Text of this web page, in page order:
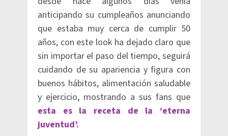
anticipando su cumpleaños anunciando
que estaba muy cerca de cumplir 50
años, con este look ha dejado claro que
sin importar el paso del tiempo, seguirá
cuidando de su apariencia y figura con
buenos hábitos, alimentación saludable
y ejercicio, mostrando a sus fans que
esta es la receta de la ‘eterna
juventud’.